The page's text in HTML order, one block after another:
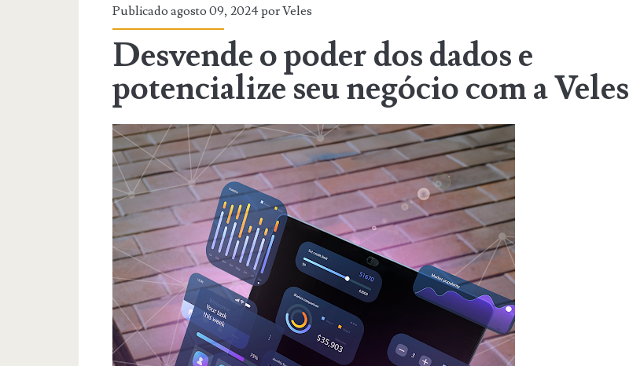
Publicado agosto 09, 2024 porVeles
Desvende o poder dos dados e
potencialize seu negócio com a Veles